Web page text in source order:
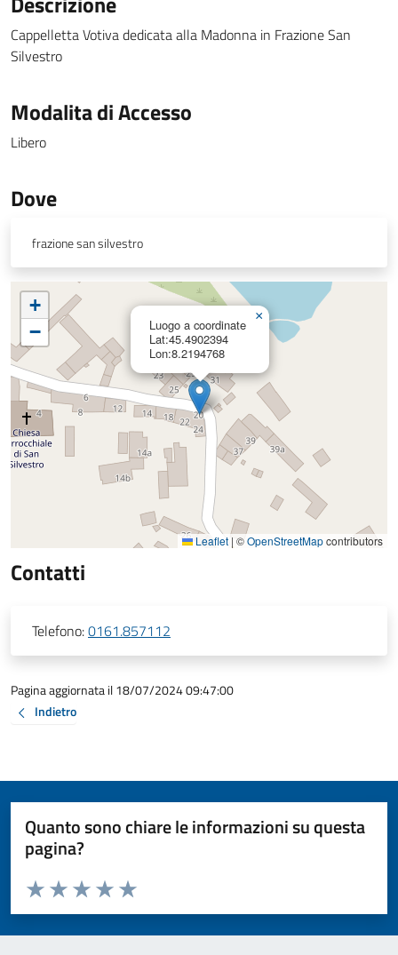
Cappelletta Votiva dedicata alla Madonna in Frazione San
Silvestro
Modalita di Accesso
Libero
Dove
frazione san silvestro
Luogo a coordinate
Lat:45.4902394
Lon:8.2194768
×
+
−
Leaflet | ©OpenStreetMapcontributors
Contatti
Telefono:0161.857112
Pagina aggiornata il 18/07/2024 09:47:00
Indietro
Quanto sono chiare le informazioni su questa
pagina?
Valuta da 1 a 5 stelle la pagina
Valuta 5 stelle su 5
Valuta 4 stelle su 5
Valuta 3 stelle su 5
Valuta 2 stelle su 5
Valuta 1 stelle su 5